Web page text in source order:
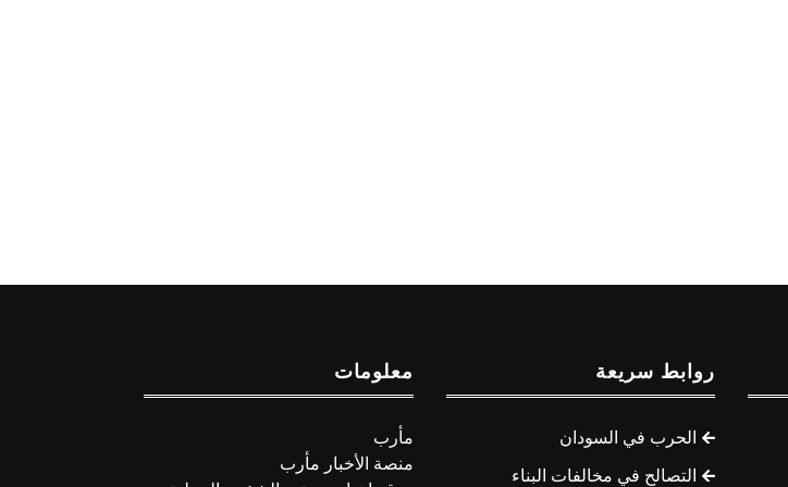
روابط سريعة
الحرب في السودان
التصالح في مخالفات البناء
معلومات
مأرب
منصة الأخبار مأرب